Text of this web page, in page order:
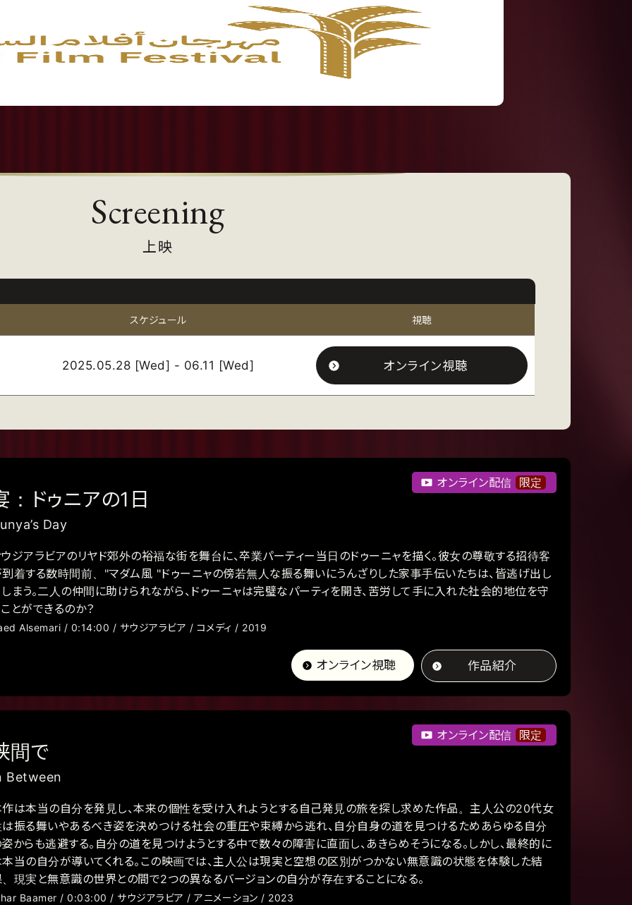
Screening
上映
スケジュール 視聴
2025.05.28 [Wed] - 06.11 [Wed] オンライン視聴
オンライン配信 限定
：ドゥニアの1日
Day
ジアラビアのリヤド郊外の裕福な街を舞台に、卒業パーティー当日のドゥーニャを描く。彼女の尊敬する招待客
着する数時間前、"マダム風 "ドゥーニャの傍若無人な振る舞いにうんざりした家事手伝いたちは、皆逃げ出し
まう。二人の仲間に助けられながら、ドゥーニャは完璧なパーティを開き、苦労して手に入れた社会的地位を守
とができるのか？
Alsemari / 0:14:00 / サウジアラビア / コメディ / 2019
オンライン視聴 作品紹介
オンライン配信 限定
間で
Between
は本当の自分を発見し、本来の個性を受け入れようとする自己発見の旅を探し求めた作品。主人公の20代女
振る舞いやあるべき姿を決めつける社会の重圧や束縛から逃れ、自分自身の道を見つけるためあらゆる自分
からも逃避する。自分の道を見つけようとする中で数々の障害に直面し、あきらめそうになる。しかし、最終的に
当の自分が導いてくれる。この映画では、主人公は現実と空想の区別がつかない無意識の状態を体験した結
現実と無意識の世界との間で2つの異なるバージョンの自分が存在することになる。
Baamer / 0:03:00 / サウジアラビア / アニメーション / 2023